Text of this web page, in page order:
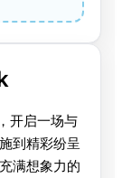
开启一场与
到精彩纷呈
满想象力的